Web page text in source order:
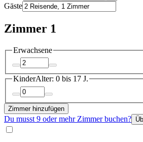
Gäste
Zimmer 1
Erwachsene
KinderAlter: 0 bis 17 J.
Zimmer hinzufügen
Du musst 9 oder mehr Zimmer buchen?